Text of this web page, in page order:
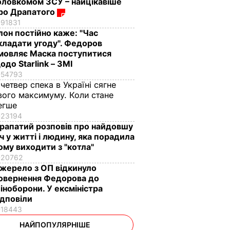
Драпатого
91831
постійно каже: "Час
угоду". Федоров
Маска поступитися
Starlink – ЗМІ
54793
спека в Україні сягне
максимуму. Коли стане
23194
розповів про найдовшу
у житті і людину, яка порадила
виходити з "котла"
20762
з ОП відкинуло
Федорова до
У ексміністра
18443
НАЙПОПУЛЯРНІШЕ